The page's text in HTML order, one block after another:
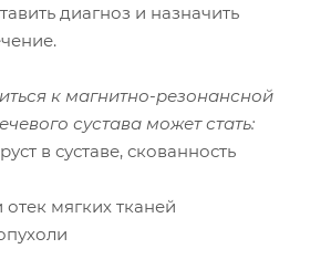
диагноз и назначить
к магнитно-резонансной
сустава может стать:
в суставе, скованность
мягких тканей